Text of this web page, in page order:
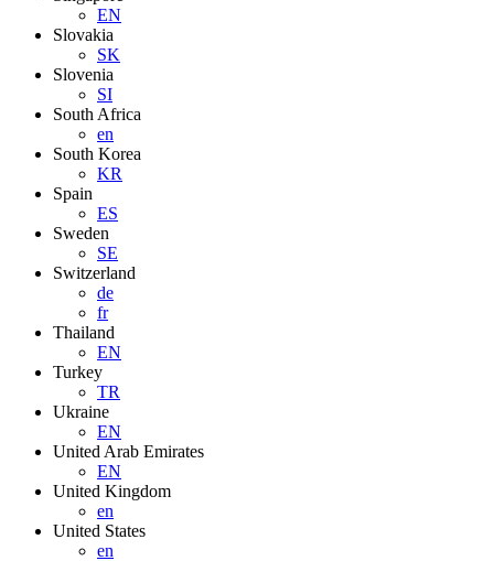
EN
Slovakia
SK
Slovenia
SI
South Africa
en
South Korea
KR
Spain
ES
Sweden
SE
Switzerland
de
fr
Thailand
EN
Turkey
TR
Ukraine
EN
United Arab Emirates
EN
United Kingdom
en
United States
en